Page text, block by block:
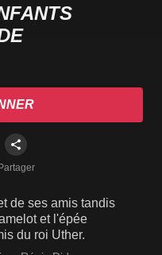
Partager
de ses amis tandis
et l'épée
du roi Uther.